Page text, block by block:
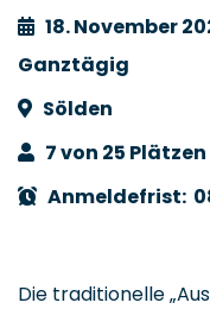
18. November
Ganztägig
Sölden
7 von 25
Anmeldefrist:
Die traditionelle